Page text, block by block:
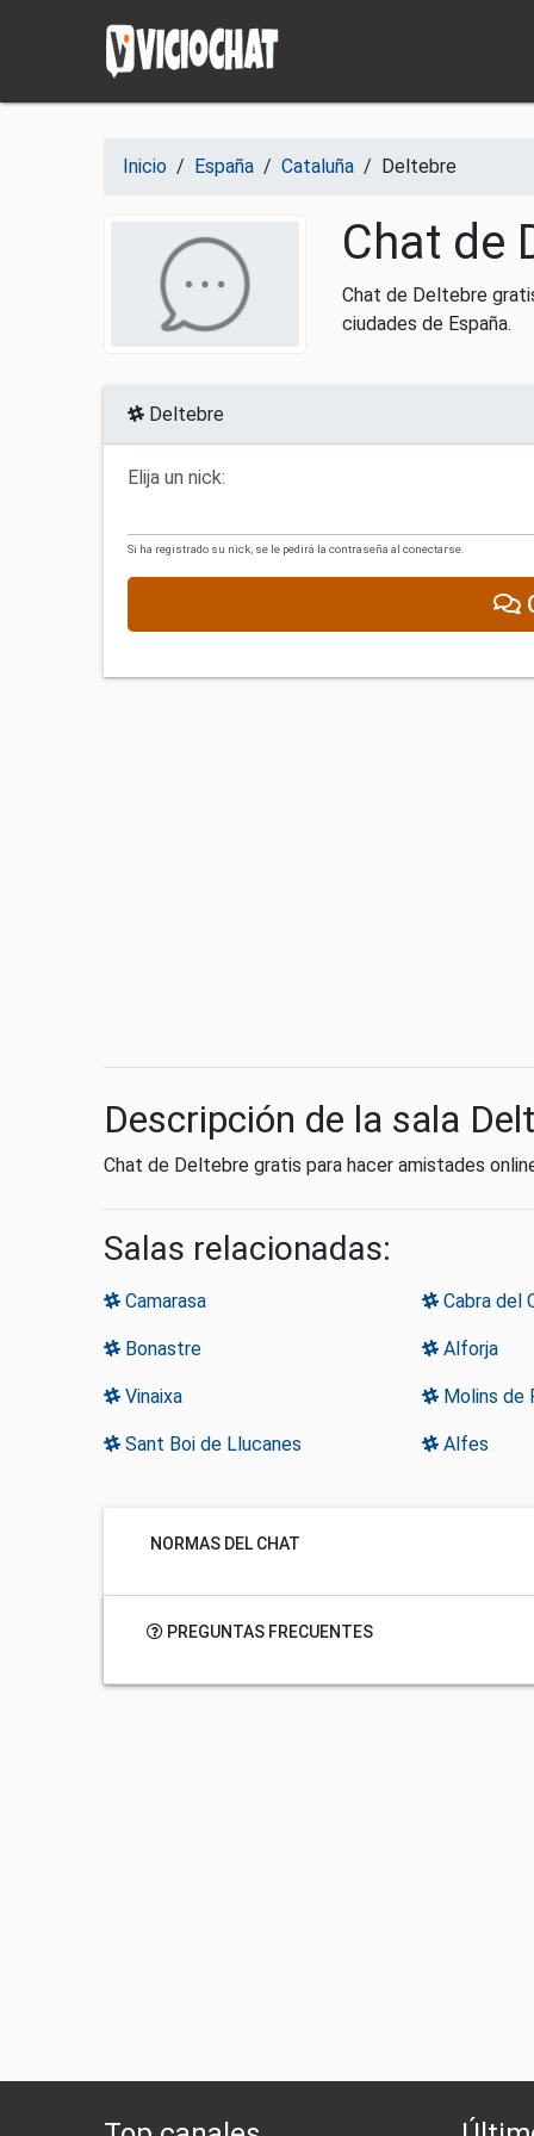
Inicio / España / Cataluña / Deltebre
Chat de
Chat de Deltebre
ciudades de España.
Deltebre
Elija un nick:
Si ha registrado su nick, se le pedirá la contraseña al conectarse.
Descripción de la sala
Chat de Deltebre gratis para hacer amistades
Salas relacionadas:
Camarasa Cabra del
Bonastre Alforja
Vinaixa Molins de
Sant Boi de Llucanes Alfes
NORMAS DEL CHAT
PREGUNTAS FRECUENTES